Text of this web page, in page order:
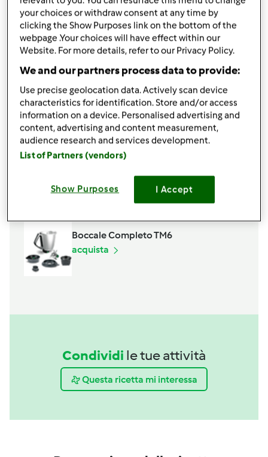
2 cipolle bianche
300grammicalamari puliti
200grammisalsa di pomodoro
1/2misurino di vino bianco secco
sale
q.b.pepe
Aggiungi alla lista della spesa
Spatola
Boccale Completo TM6
acquista
Condividi le tue attività
Questa ricetta mi interessa
your choices or withdraw consent at any time by
clicking the Show Purposes link on the bottom of the
webpage .Your choices will have effect within our
Website. For more details, refer to our Privacy Policy.
We and our partners process data to provide:
Use precise geolocation data. Actively scan device
characteristics for identification. Store and/or access
information on a device. Personalised advertising and
content, advertising and content measurement,
audience research and services development.
List of Partners (vendors)
Show Purposes I Accept